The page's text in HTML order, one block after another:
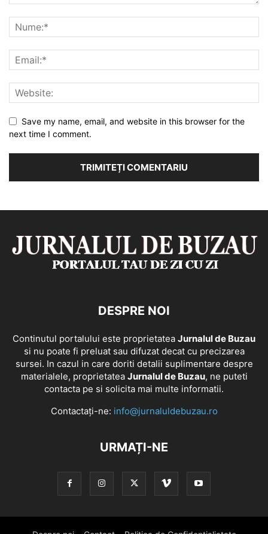
Save my name, email, and website in this browser for the
next time I comment.
DESPRE NOI
Continutul portalului este proprietatea Jurnalul de Buzau
si nu poate fi preluat sau difuzat decat cu precizarea
sursei. In cazul in care doriti detalii suplimentare despre
materialele, proprietatea Jurnalul de Buzau, ne puteti
contacta pe si solicita mai multe informatii.
Contactați-ne: info@jurnaluldebuzau.ro
URMAȚI-NE